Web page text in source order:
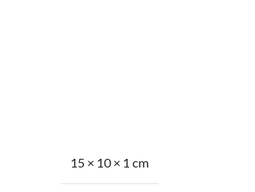
15 × 10 × 1 cm